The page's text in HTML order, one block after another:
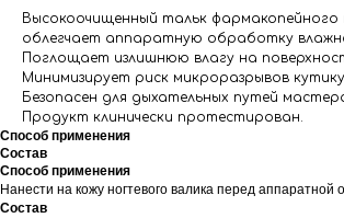
Высокоочищенный тальк фармакопейного
облегчает аппаратную обработку
Поглощает излишнюю влагу на
Минимизирует риск микроразрывов
Безопасен для дыхательных путей
Продукт клинически протестирован.
Способ применения
Состав
Способ применения
Нанести на кожу ногтевого валика перед аппаратной
Состав